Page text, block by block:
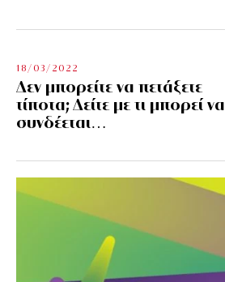
18/03/2022
Δεν μπορείτε να πετάξετε
τίποτα; Δείτε με τι μπορεί να
συνδέεται…